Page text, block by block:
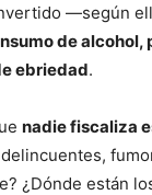
—según
de alcohol,
ebriedad.
nadie fiscaliza
¿Dónde están